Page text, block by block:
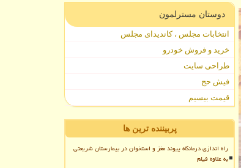
دوستان مسترلمون
انتخابات مجلس ، کاندیدای مجلس
خرید و فروش خودرو
طراحی سایت
فیش حج
قیمت بیسیم
پربیننده ترین ها
راه اندازی درمانگاه پیوند مغز و استخوان در بیمارستان شریعتی
به علاوه فیلم